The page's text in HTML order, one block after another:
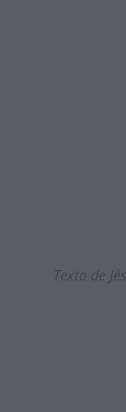
Texto de